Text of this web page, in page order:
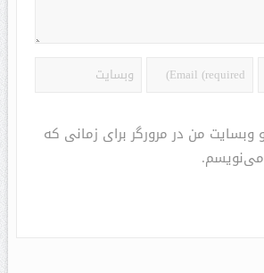
وبسایت من در مرورگر برای زمانی که